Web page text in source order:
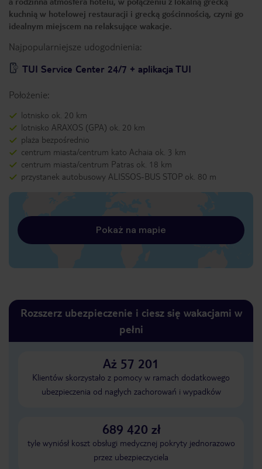
kuchnią w hotelowej restauracji i grecką gościnnością, czyni go
idealnym miejscem na relaksujące wakacje.
Najpopularniejsze udogodnienia:
TUI Service Center 24/7 + aplikacja TUI
Położenie:
lotnisko ok. 20 km
lotnisko ARAXOS (GPA) ok. 20 km
plaża bezpośrednio
centrum miasta/centrum kato Achaia ok. 3 km
centrum miasta/centrum Patras ok. 18 km
przystanek autobusowy ALISSOS-BUS STOP ok. 80 m
Pokaż na mapie
Rozszerz ubezpieczenie i ciesz się wakacjami w
pełni
Aż 57 201
Klientów skorzystało z pomocy w ramach dodatkowego
ubezpieczenia od nagłych zachorowań i wypadków
689 420 zł
tyle wyniósł koszt obsługi medycznej pokryty jednorazowo
przez ubezpieczyciela